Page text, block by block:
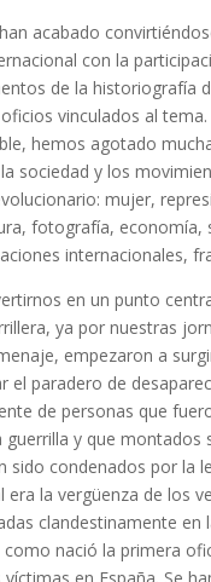
acabado
con la
de la historiografía
vinculados al
hemos agotado
sociedad y los
mujer,
fotografía, economía,
internacionales,
en un punto
ya por nuestras
empezaron a
el paradero de
de personas que
guerrilla y que montados
sido condenados por la
era la vergüenza de los
clandestinamente en
como nació la primera
en España. Se